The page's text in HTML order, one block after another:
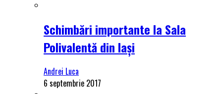
Schimbări importante la Sala
Polivalentă din Iași
Andrei Luca
6 septembrie 2017